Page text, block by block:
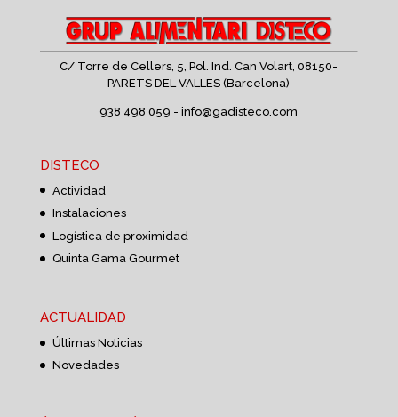
C/ Torre de Cellers, 5, Pol. Ind. Can Volart,08150-
PARETS DEL VALLES (Barcelona)
938 498 059 -info@gadisteco.com
DISTECO
Actividad
Instalaciones
Logística de proximidad
Quinta Gama Gourmet
ACTUALIDAD
Últimas Noticias
Novedades